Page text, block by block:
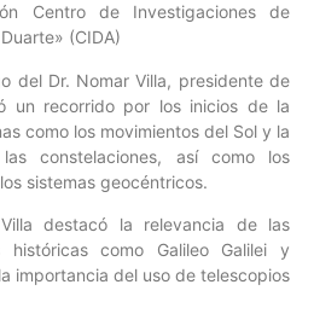
Centro de Investigaciones de
(CIDA)
del Dr. Nomar Villa, presidente de
un recorrido por los inicios de la
como los movimientos del Sol y la
constelaciones, así como los
sistemas geocéntricos.
destacó la relevancia de las
históricas como Galileo Galilei y
importancia del uso de telescopios